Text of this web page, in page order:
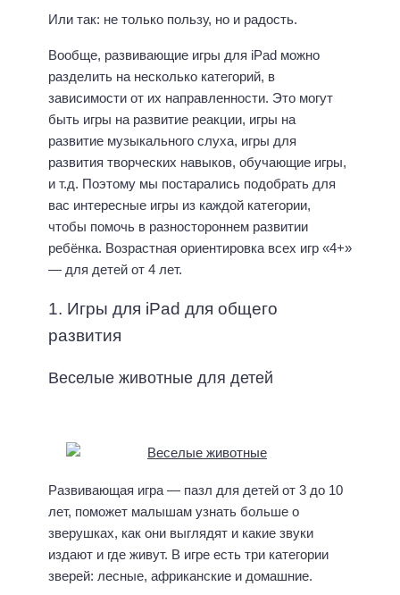
Или так: не только пользу, но и радость.
Вообще, развивающие игры для iPad можно
разделить на несколько категорий, в
зависимости от их направленности. Это могут
быть игры на развитие реакции, игры на
развитие музыкального слуха, игры для
развития творческих навыков, обучающие игры,
и т.д. Поэтому мы постарались подобрать для
вас интересные игры из каждой категории,
чтобы помочь в разностороннем развитии
ребёнка. Возрастная ориентировка всех игр «4+»
— для детей от 4 лет.
1. Игры для iPad для общего
развития
Веселые животные для детей
Развивающая игра — пазл для детей от 3 до 10
лет, поможет малышам узнать больше о
зверушках, как они выглядят и какие звуки
издают и где живут. В игре есть три категории
зверей: лесные, африканские и домашние.